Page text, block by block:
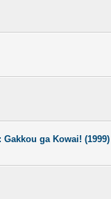
ga Kowai! (1999)